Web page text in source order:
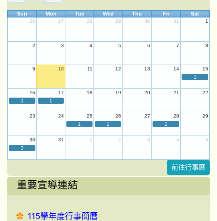
Sun Mon Tue Wed Thu Fri Sat
26 27 28 29 30 31 1
2 3 4 5 6 7 8
9 10 11 12 13 14
15
1
16 17 18 19 20 21
22
1
1
23 24 25 26 27 28
29
1
1 2
30 31 1 2 3 4
5
3
前往行事曆
重要宣導連結
115學年度行事簡曆